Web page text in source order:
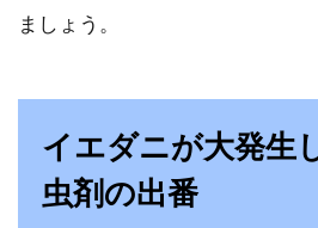
ましょう。
イエダニが大発生
虫剤の出番